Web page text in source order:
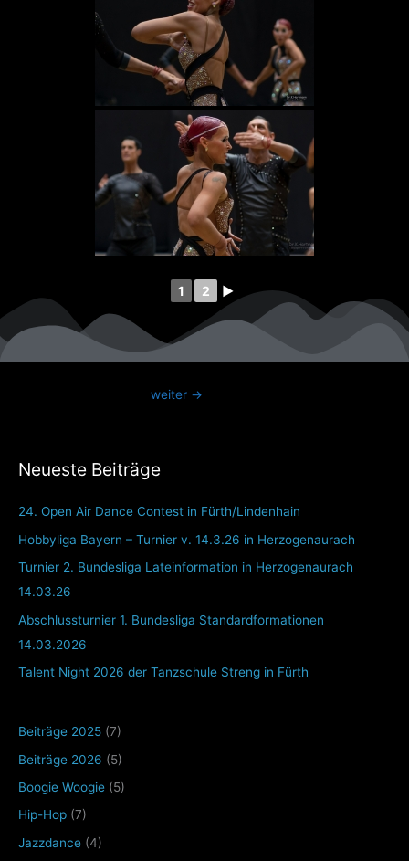
Neueste Beiträge
24. Open Air Dance Contest in Fürth/Lindenhain
Hobbyliga Bayern – Turnier v. 14.3.26 in Herzogenaurach
Turnier 2. Bundesliga Lateinformation in Herzogenaurach
14.03.26
Abschlussturnier 1. Bundesliga Standardformationen
14.03.2026
Talent Night 2026 der Tanzschule Streng in Fürth
Beiträge 2025 (7)
Beiträge 2026 (5)
Boogie Woogie (5)
Hip-Hop (7)
Jazzdance (4)
1 2 ►
weiter →